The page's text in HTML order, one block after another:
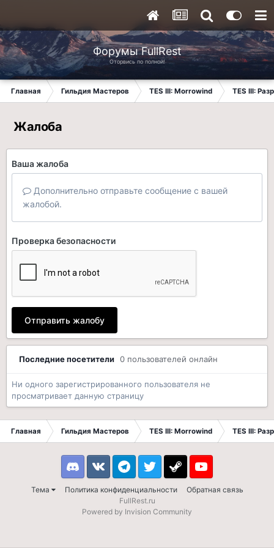
Форумы FullRest
Оторвись по полной!
Главная Гильдия Мастеров TES III: Morrowind TES III:
Жалоба
Ваша жалоба
Дополнительно отправьте сообщение с вашей
жалобой.
Проверка безопасности
Отправить жалобу
Последние посетители 0 пользователей онлайн
Ни одного зарегистрированного пользователя не
просматривает данную страницу
Главная Гильдия Мастеров TES III: Morrowind TES III:
Тема Политика конфиденциальности Обратная связь
DiscordVK TelegramTwitter Steam Youtube
FullRest.ru
Powered by Invision Community